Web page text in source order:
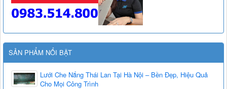
SẢN PHẨM NỔI BẬT
Lưới Che Nắng Thái Lan Tại Hà Nội – Bền Đẹp, Hiệu Quả
Cho Mọi Công Trình